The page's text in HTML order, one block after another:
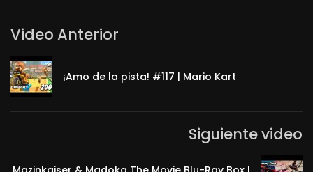
Video Anterior
¡Amo de la pista! #117 | Mario Kart
Siguiente video